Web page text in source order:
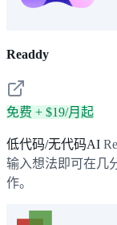
Readdy
免费 + $19/月起
低代码/无代码AI
输入想法即可在几
作。